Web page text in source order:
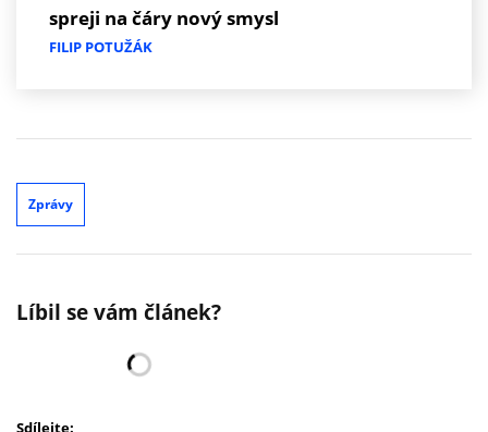
spreji na čáry nový smysl
FILIP POTUŽÁK
Zprávy
Líbil se vám článek?
Sdílejte: